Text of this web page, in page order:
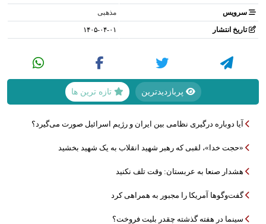
سرویس مذهبی
تاریخ انتشار ۱۴۰۵-۰۴-۰۱
پربازدیدترین تازه ترین ها
آیا دوباره درگیری نظامی بین ایران و رژیم اسرائیل صورت می‌گیرد؟
«حجت خدا»، لقبی که رهبر شهید انقلاب به یک شهید بخشید
هشدار صنعا به عربستان: وقت تلف نکنید
گفت‌وگوها آمریکا را مجبور به همراهی کرد
سینما در هفته گذشته چقدر بلیت فروخت؟